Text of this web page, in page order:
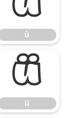
ù
ü
ü